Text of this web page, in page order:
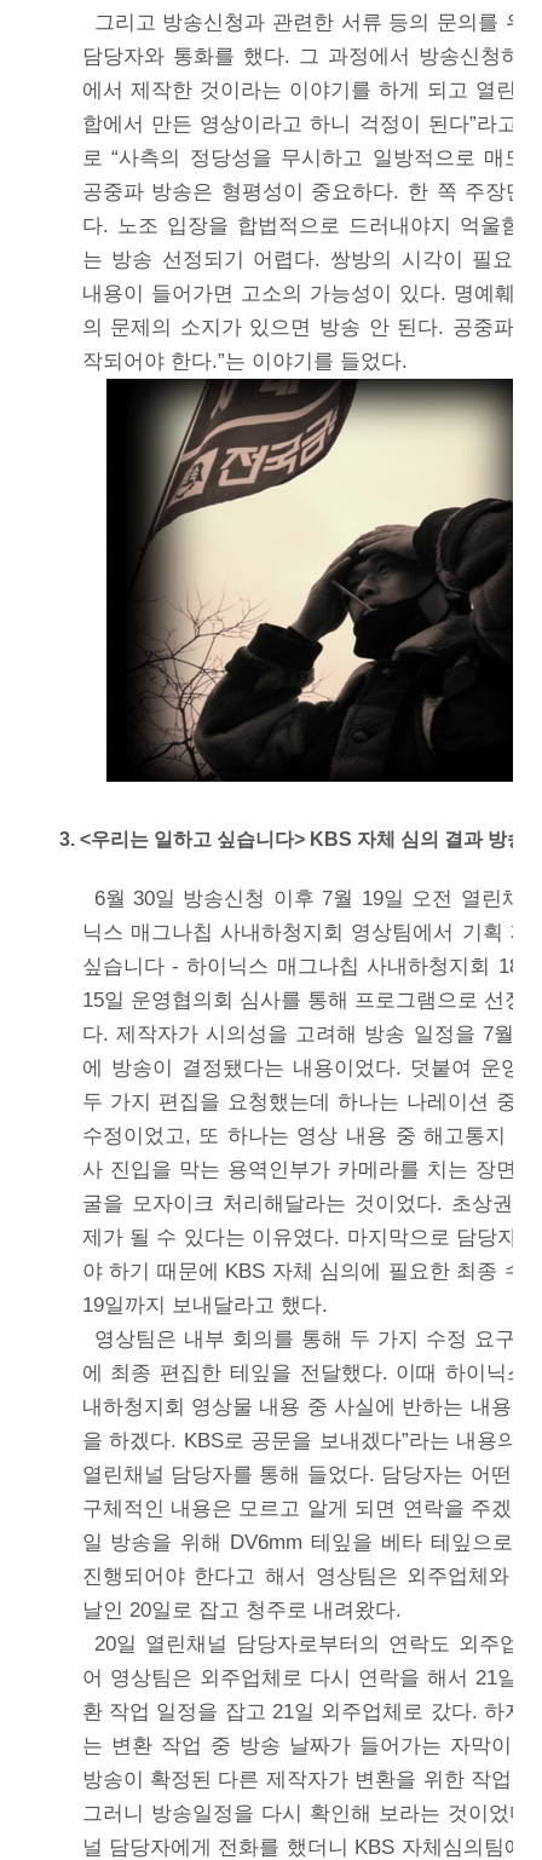
그리고 방송신청과 관련한 서류 등의 문의를 위
담당자와 통화를 했다. 그 과정에서 방송신청하
에서 제작한 것이라는 이야기를 하게 되고 열린채
합에서 만든 영상이라고 하니 걱정이 된다”라고
로 “사측의 정당성을 무시하고 일방적으로 매도
공중파 방송은 형평성이 중요하다. 한 쪽 주장만
다. 노조 입장을 합법적으로 드러내야지 억울함
는 방송 선정되기 어렵다. 쌍방의 시각이 필요하
내용이 들어가면 고소의 가능성이 있다. 명예훼
의 문제의 소지가 있으면 방송 안 된다. 공중파
작되어야 한다.”는 이야기를 들었다.
3. <우리는 일하고 싶습니다> KBS 자체 심의 결과 방송
6월 30일 방송신청 이후 7월 19일 오전 열린채
닉스 매그나칩 사내하청지회 영상팀에서 기획 제
싶습니다 - 하이닉스 매그나칩 사내하청지회 180
15일 운영협의회 심사를 통해 프로그램으로 선정
다. 제작자가 시의성을 고려해 방송 일정을 7월
에 방송이 결정됐다는 내용이었다. 덧붙여 운영
두 가지 편집을 요청했는데 하나는 나레이션 중
수정이었고, 또 하나는 영상 내용 중 해고통지
사 진입을 막는 용역인부가 카메라를 치는 장면
굴을 모자이크 처리해달라는 것이었다. 초상권
제가 될 수 있다는 이유였다. 마지막으로 담당자
야 하기 때문에 KBS 자체 심의에 필요한 최종 수
19일까지 보내달라고 했다.
영상팀은 내부 회의를 통해 두 가지 수정 요구
에 최종 편집한 테잎을 전달했다. 이때 하이닉스
내하청지회 영상물 내용 중 사실에 반하는 내용이
을 하겠다. KBS로 공문을 보내겠다”라는 내용의
열린채널 담당자를 통해 들었다. 담당자는 어떤
구체적인 내용은 모르고 알게 되면 연락을 주겠다
일 방송을 위해 DV6mm 테잎을 베타 테잎으로
진행되어야 한다고 해서 영상팀은 외주업체와
날인 20일로 잡고 청주로 내려왔다.
20일 열린채널 담당자로부터의 연락도 외주업
어 영상팀은 외주업체로 다시 연락을 해서 21일
환 작업 일정을 잡고 21일 외주업체로 갔다. 하지
는 변환 작업 중 방송 날짜가 들어가는 자막이
방송이 확정된 다른 제작자가 변환을 위한 작업
그러니 방송일정을 다시 확인해 보라는 것이었다
널 담당자에게 전화를 했더니 KBS 자체심의팀에